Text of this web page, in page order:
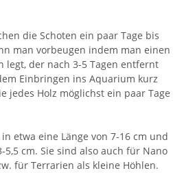
die Schoten ein paar Tage bis
man vorbeugen indem man einen
legt, der nach 3-5 Tagen entfernt
Einbringen ins Aquarium kurz
jedes Holz möglichst ein paar Tage
etwa eine Länge von 7-16 cm und
5,5 cm. Sie sind also auch für Nano
für Terrarien als kleine Höhlen.